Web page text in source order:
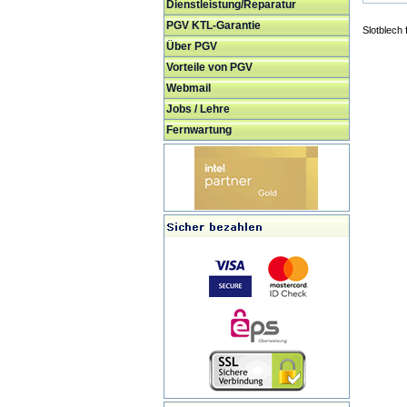
Dienstleistung/Reparatur
PGV KTL-Garantie
Über PGV
Vorteile von PGV
Webmail
Jobs / Lehre
Fernwartung
Slotblech